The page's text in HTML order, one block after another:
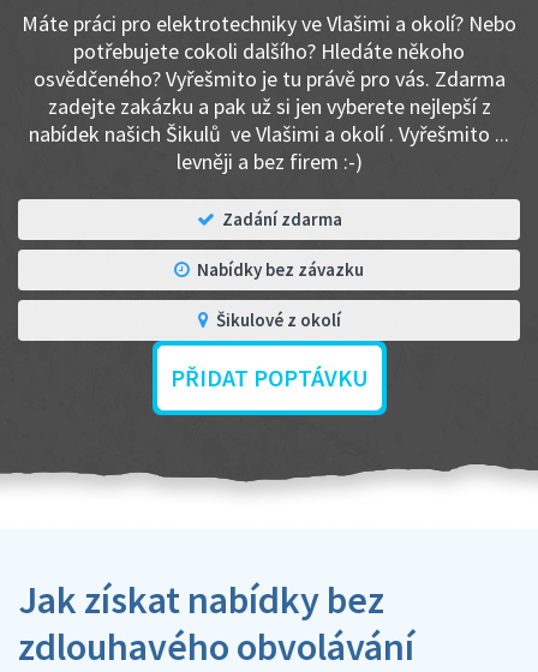
Máte práci pro elektrotechniky ve Vlašimi a okolí? Nebo
potřebujete cokoli dalšího? Hledáte někoho
osvědčeného? Vyřešmito je tu právě pro vás. Zdarma
zadejte zakázku a pak už si jen vyberete nejlepší z
nabídek našich Šikulů ve Vlašimi a okolí . Vyřešmito ...
levněji a bez firem :-)
Zadání zdarma
Nabídky bez závazku
Šikulové z okolí
PŘIDAT POPTÁVKU
Jak získat nabídky bez
zdlouhavého obvolávání